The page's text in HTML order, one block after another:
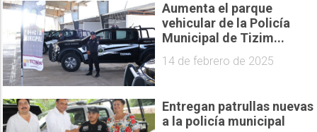
Aumenta el parque
vehicular de la Policía
Municipal de Tizim...
14 de febrero de 2025
Entregan patrullas nuevas
a la policía municipal